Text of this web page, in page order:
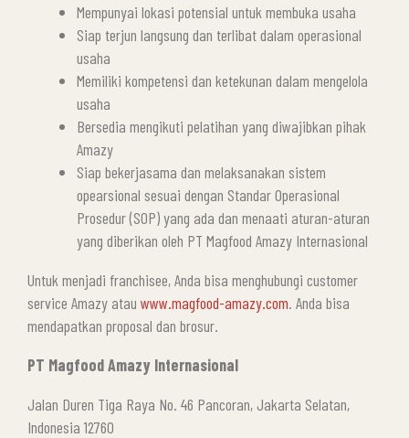
Mempunyai lokasi potensial untuk membuka usaha
Siap terjun langsung dan terlibat dalam operasional
usaha
Memiliki kompetensi dan ketekunan dalam mengelola
usaha
Bersedia mengikuti pelatihan yang diwajibkan pihak
Amazy
Siap bekerjasama dan melaksanakan sistem
opearsional sesuai dengan Standar Operasional
Prosedur (SOP) yang ada dan menaati aturan-aturan
yang diberikan oleh PT Magfood Amazy Internasional
Untuk menjadi franchisee, Anda bisa menghubungi customer
service Amazy atau www.magfood-amazy.com. Anda bisa
mendapatkan proposal dan brosur.
PT Magfood Amazy Internasional
Jalan Duren Tiga Raya No. 46 Pancoran, Jakarta Selatan,
Indonesia 12760